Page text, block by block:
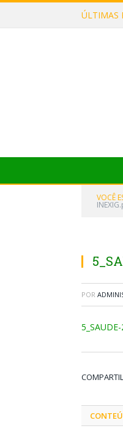
ÚLTIMAS
VOCÊ
POR